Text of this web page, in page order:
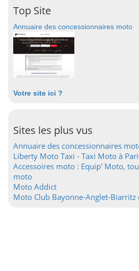
Top Site
Annuaire des concessionnaires moto
Votre site ici ?
Sites les plus vus
Annuaire des concessionnaires
Liberty Moto Taxi - Taxi Moto à
Accessoires moto : Equip' Moto,
moto
Moto Addict
Moto Club Bayonne-Anglet-Biarritz